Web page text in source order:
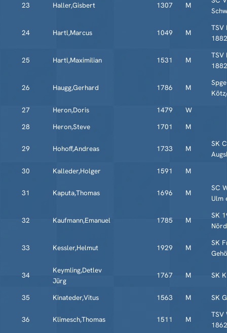
23 Haller,Gisbert 1307 M
24 Hartl,Marcus 1049 M
TSV
1882
25 Hartl,Maximilian 1531 M
TSV
1882
26 Haugg,Gerhard 1786 M
27
Heron,Doris 1479
W
28
Heron,Steve 1701 M
29 Hohoff,Andreas 1733 M
SK
30
Kalleder,Holger 1591 M
31 Kaputa,Thomas 1696 M
SC
Ulm
32 Kaufmann,Emanuel 1785 M
SK
33 Kessler,Helmut 1929 M
SK
Gehö
34
Keymling,Detlev
Jürg
1767 M SK
35 Kinateder,Vitus 1563 M SK
36 Klimesch,Thomas 1511 M
TSV